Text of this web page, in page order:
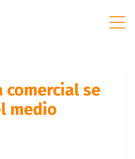
comercial se
medio